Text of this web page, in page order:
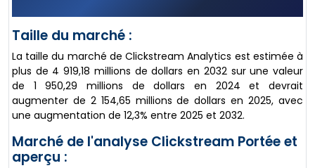
Taille du marché :
La taille du marché de Clickstream Analytics est estimée à
plus de 4 919,18 millions de dollars en 2032 sur une valeur
de 1 950,29 millions de dollars en 2024 et devrait
augmenter de 2 154,65 millions de dollars en 2025, avec
une augmentation de 12,3% entre 2025 et 2032.
Marché de l'analyse Clickstream Portée et
aperçu :